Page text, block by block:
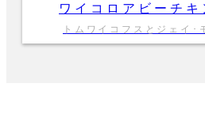
ワイコロアビーチキ
トムワイコフスとジェイ･